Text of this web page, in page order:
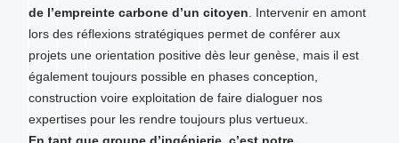
de l’empreinte carbone d’un citoyen. Intervenir en amont
lors des réflexions stratégiques permet de conférer aux
projets une orientation positive dès leur genèse, mais il est
également toujours possible en phases conception,
construction voire exploitation de faire dialoguer nos
expertises pour les rendre toujours plus vertueux.